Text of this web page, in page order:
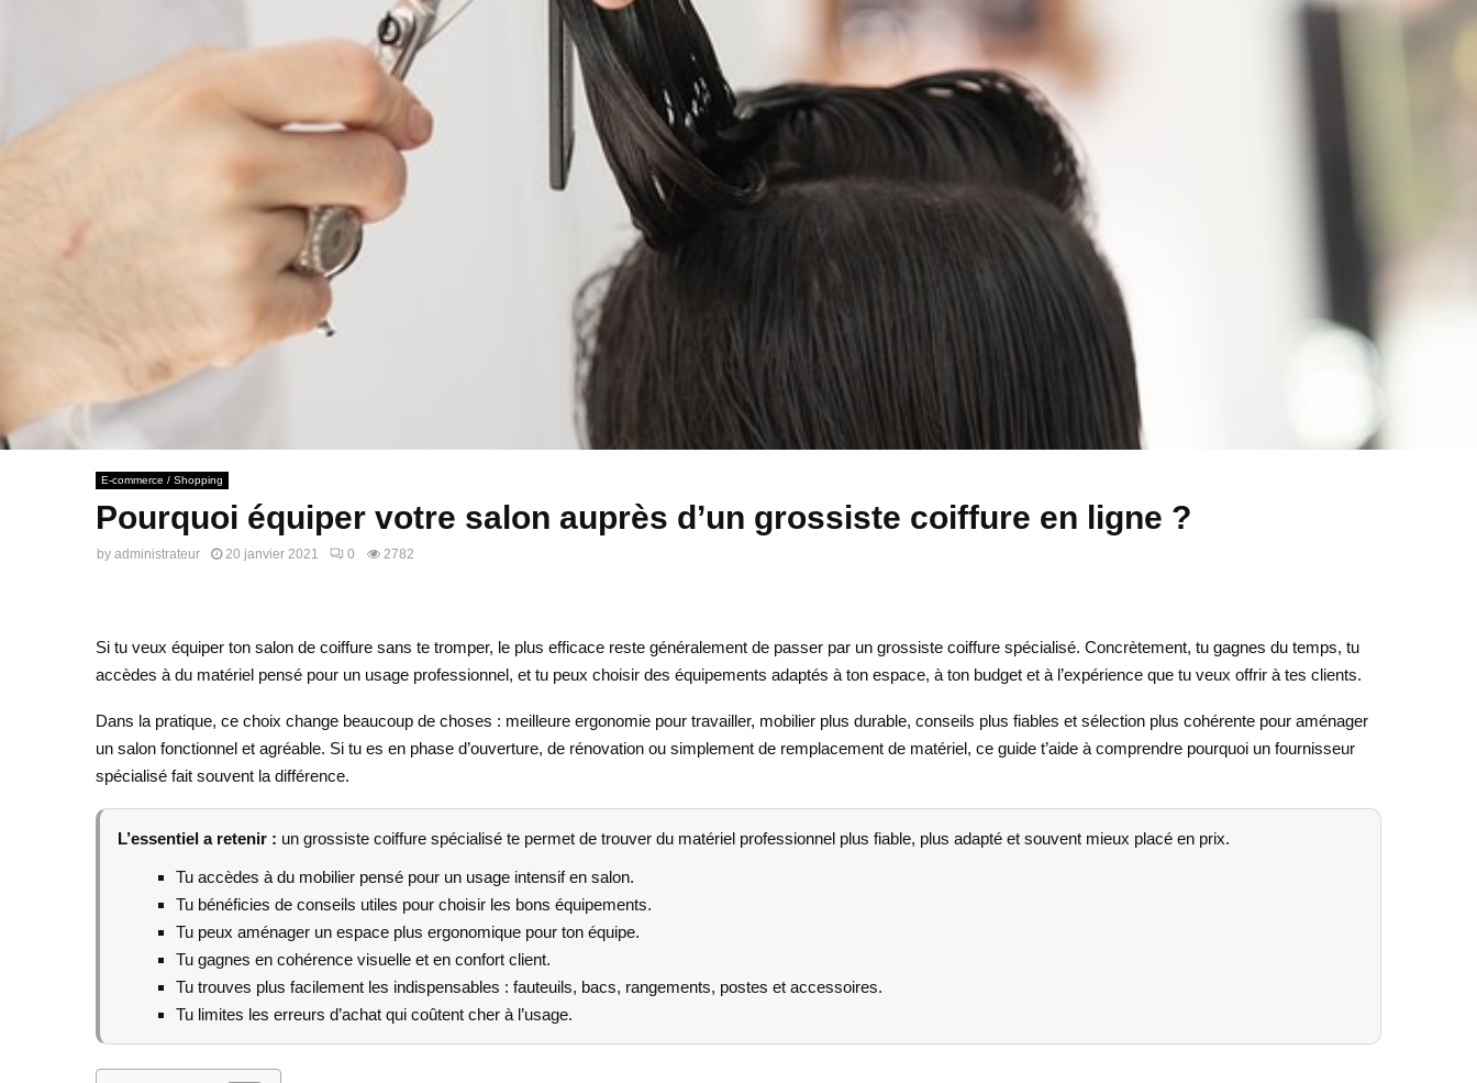
E-commerce / Shopping
Pourquoi équiper votre salon auprès d’un grossiste coiffure en ligne ?
by administrateur 20 janvier 2021 0 2782
Si tu veux équiper ton salon de coiffure sans te tromper, le plus efficace reste généralement de passer par un grossiste coiffure spécialisé. Concrètement, tu gagnes du temps, tu
accèdes à du matériel pensé pour un usage professionnel, et tu peux choisir des équipements adaptés à ton espace, à ton budget et à l’expérience que tu veux offrir à tes clients.
Dans la pratique, ce choix change beaucoup de choses : meilleure ergonomie pour travailler, mobilier plus durable, conseils plus fiables et sélection plus cohérente pour aménager
un salon fonctionnel et agréable. Si tu es en phase d’ouverture, de rénovation ou simplement de remplacement de matériel, ce guide t’aide à comprendre pourquoi un fournisseur
spécialisé fait souvent la différence.
L’essentiel a retenir : un grossiste coiffure spécialisé te permet de trouver du matériel professionnel plus fiable, plus adapté et souvent mieux placé en prix.
Tu accèdes à du mobilier pensé pour un usage intensif en salon.
Tu bénéficies de conseils utiles pour choisir les bons équipements.
Tu peux aménager un espace plus ergonomique pour ton équipe.
Tu gagnes en cohérence visuelle et en confort client.
Tu trouves plus facilement les indispensables : fauteuils, bacs, rangements, postes et accessoires.
Tu limites les erreurs d’achat qui coûtent cher à l’usage.